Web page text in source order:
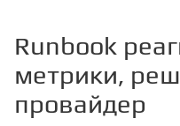
Runbook
метрики,
провайдер